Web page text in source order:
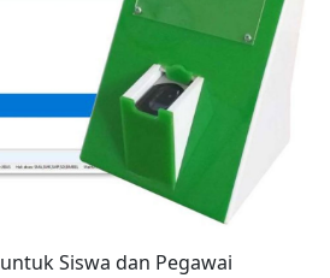
untuk Siswa dan Pegawai